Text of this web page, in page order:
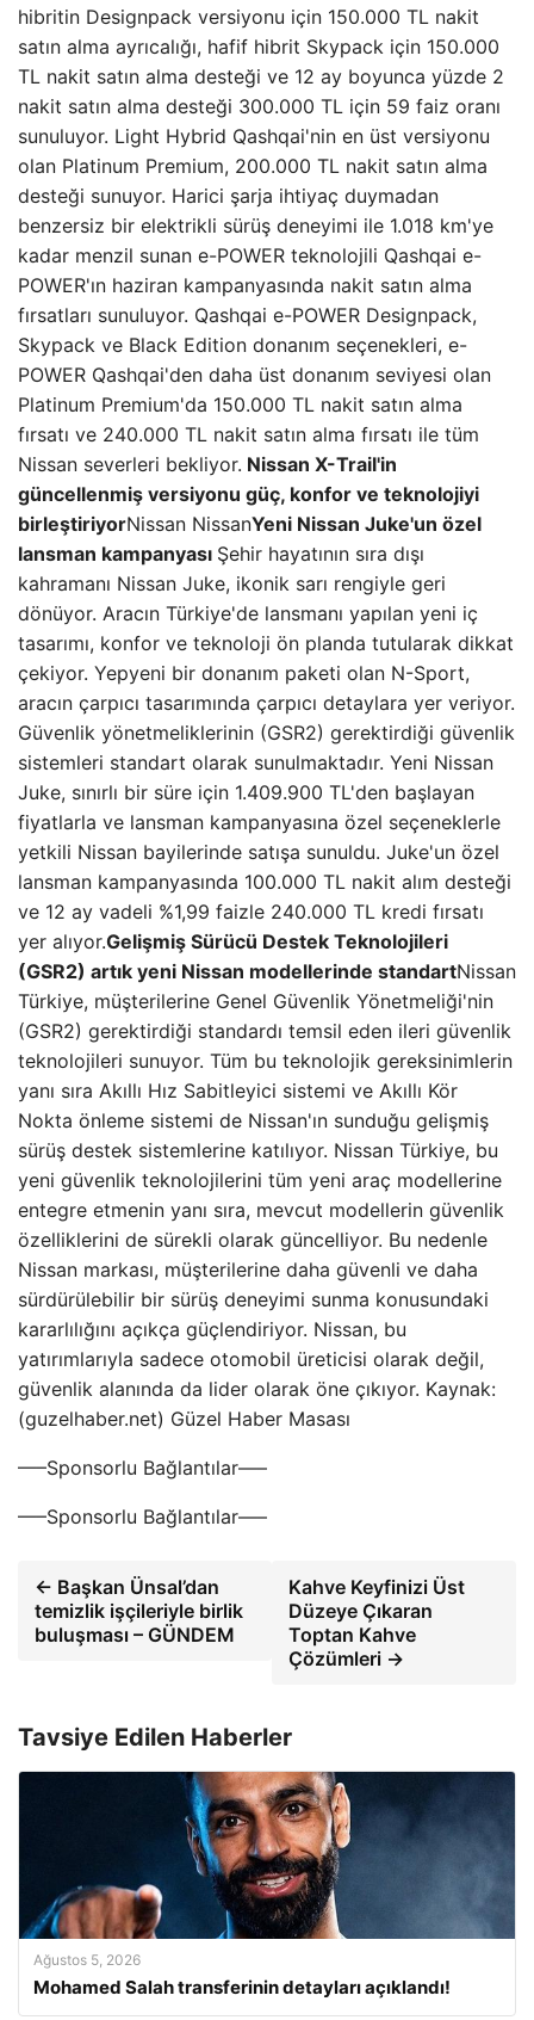
hibritin Designpack versiyonu için 150.000 TL nakit
satın alma ayrıcalığı, hafif hibrit Skypack için 150.000
TL nakit satın alma desteği ve 12 ay boyunca yüzde 2
nakit satın alma desteği 300.000 TL için 59 faiz oranı
sunuluyor. Light Hybrid Qashqai'nin en üst versiyonu
olan Platinum Premium, 200.000 TL nakit satın alma
desteği sunuyor. Harici şarja ihtiyaç duymadan
benzersiz bir elektrikli sürüş deneyimi ile 1.018 km'ye
kadar menzil sunan e-POWER teknolojili Qashqai e-
POWER'ın haziran kampanyasında nakit satın alma
fırsatları sunuluyor. Qashqai e-POWER Designpack,
Skypack ve Black Edition donanım seçenekleri, e-
POWER Qashqai'den daha üst donanım seviyesi olan
Platinum Premium'da 150.000 TL nakit satın alma
fırsatı ve 240.000 TL nakit satın alma fırsatı ile tüm
Nissan severleri bekliyor. Nissan X-Trail'in
güncellenmiş versiyonu güç, konfor ve teknolojiyi
birleştiriyorNissan NissanYeni Nissan Juke'un özel
lansman kampanyası Şehir hayatının sıra dışı
kahramanı Nissan Juke, ikonik sarı rengiyle geri
dönüyor. Aracın Türkiye'de lansmanı yapılan yeni iç
tasarımı, konfor ve teknoloji ön planda tutularak dikkat
çekiyor. Yepyeni bir donanım paketi olan N-Sport,
aracın çarpıcı tasarımında çarpıcı detaylara yer veriyor.
Güvenlik yönetmeliklerinin (GSR2) gerektirdiği güvenlik
sistemleri standart olarak sunulmaktadır. Yeni Nissan
Juke, sınırlı bir süre için 1.409.900 TL'den başlayan
fiyatlarla ve lansman kampanyasına özel seçeneklerle
yetkili Nissan bayilerinde satışa sunuldu. Juke'un özel
lansman kampanyasında 100.000 TL nakit alım desteği
ve 12 ay vadeli %1,99 faizle 240.000 TL kredi fırsatı
yer alıyor.Gelişmiş Sürücü Destek Teknolojileri
(GSR2) artık yeni Nissan modellerinde standartNissan
Türkiye, müşterilerine Genel Güvenlik Yönetmeliği'nin
(GSR2) gerektirdiği standardı temsil eden ileri güvenlik
teknolojileri sunuyor. Tüm bu teknolojik gereksinimlerin
yanı sıra Akıllı Hız Sabitleyici sistemi ve Akıllı Kör
Nokta önleme sistemi de Nissan'ın sunduğu gelişmiş
sürüş destek sistemlerine katılıyor. Nissan Türkiye, bu
yeni güvenlik teknolojilerini tüm yeni araç modellerine
entegre etmenin yanı sıra, mevcut modellerin güvenlik
özelliklerini de sürekli olarak güncelliyor. Bu nedenle
Nissan markası, müşterilerine daha güvenli ve daha
sürdürülebilir bir sürüş deneyimi sunma konusundaki
kararlılığını açıkça güçlendiriyor. Nissan, bu
yatırımlarıyla sadece otomobil üreticisi olarak değil,
güvenlik alanında da lider olarak öne çıkıyor. Kaynak:
(guzelhaber.net) Güzel Haber Masası
—–Sponsorlu Bağlantılar—–
—–Sponsorlu Bağlantılar—–
← Başkan Ünsal’dan
temizlik işçileriyle birlik
buluşması – GÜNDEM
Kahve Keyfinizi Üst
Düzeye Çıkaran
Toptan Kahve
Çözümleri →
Tavsiye Edilen Haberler
Ağustos 5, 2026
Mohamed Salah transferinin detayları açıklandı!